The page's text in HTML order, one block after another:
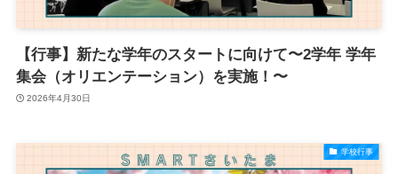
【行事】新たな学年のスタートに向けて〜2学年 学年
集会（オリエンテーション）を実施！〜
2026年4月30日
学校行事